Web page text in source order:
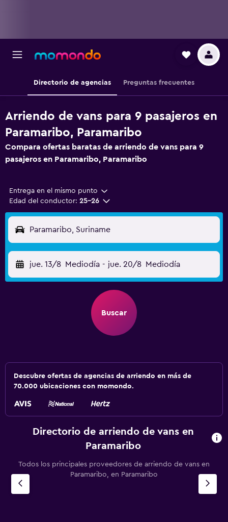
Directorio de agencias Preguntas frecuentes
Arriendo de vans para 9 pasajeros en
Paramaribo, Paramaribo
Compara ofertas baratas de arriendo de vans para 9
pasajeros en Paramaribo, Paramaribo
Entrega en el mismo punto
Edad del conductor: 25-26
Paramaribo, Suriname
jue. 13/8 Mediodía - jue. 20/8 Mediodía
Buscar
Descubre ofertas de agencias de arriendo en más de
70.000 ubicaciones con momondo.
Directorio de arriendo de vans en
Paramaribo
Todos los principales proveedores de arriendo de vans en
Paramaribo, en Paramaribo